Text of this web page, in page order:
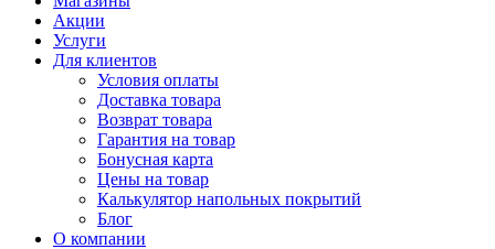
Акции
Услуги
Для клиентов
Условия оплаты
Доставка товара
Возврат товара
Гарантия на товар
Бонусная карта
Цены на товар
Калькулятор напольных покрытий
Блог
О компании